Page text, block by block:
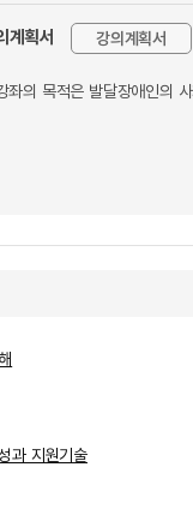
계획서 강의계획서
좌의 목적은 발달장애인의
과 지원기술